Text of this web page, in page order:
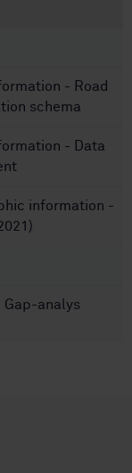
- Road
schema
- Data
information -
Gap-analys